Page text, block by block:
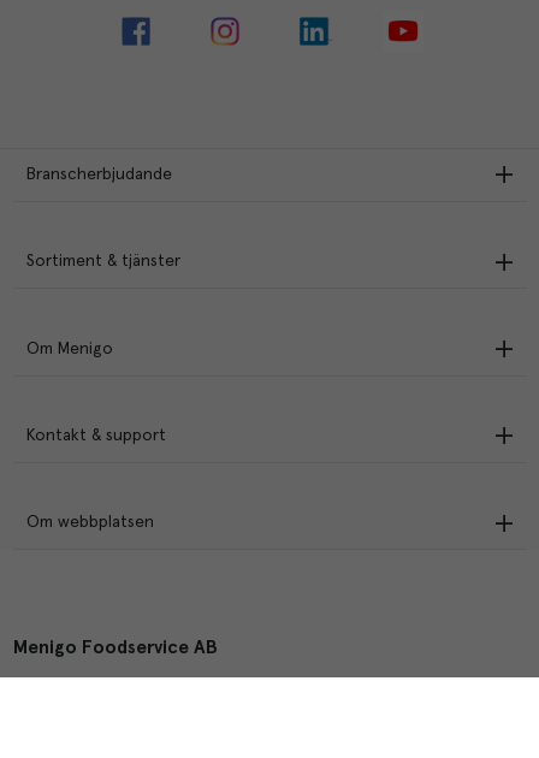
Branscherbjudande
Sortiment & tjänster
Om Menigo
Kontakt & support
Om webbplatsen
Menigo Foodservice AB